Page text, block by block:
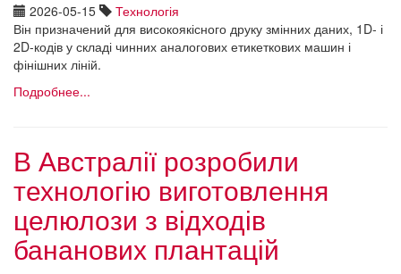
2026-05-15
Технологія
Він призначений для високоякісного друку змінних даних, 1D- і
2D-кодів у складі чинних аналогових етикеткових машин і
фінішних ліній.
Подробнее...
В Австралії розробили
технологію виготовлення
целюлози з відходів
бананових плантацій